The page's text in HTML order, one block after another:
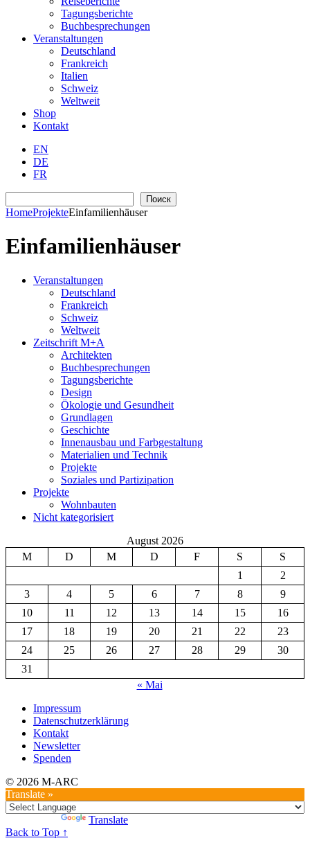
Tagungsberichte
Buchbesprechungen
Veranstaltungen
Deutschland
Frankreich
Italien
Schweiz
Weltweit
Shop
Kontakt
EN
DE
FR
Поиск
HomeProjekteEinfamilienhäuser
Einfamilienhäuser
Veranstaltungen
Deutschland
Frankreich
Schweiz
Weltweit
Zeitschrift M+A
Architekten
Buchbesprechungen
Tagungsberichte
Design
Ökologie und Gesundheit
Grundlagen
Geschichte
Innenausbau und Farbgestaltung
Materialien und Technik
Projekte
Soziales und Partizipation
Projekte
Wohnbauten
Nicht kategorisiert
August 2026
M
D M D F S
S
1
2
3
4 5 6 7 8
9
10
11 12 13 14 15
16
17
18 19 20 21 22
23
24
25 26 27 28 29
30
31
« Mai
Impressum
Datenschutzerklärung
Kontakt
Newsletter
Spenden
© 2026 M-ARC
Translate »
Translate
Back to Top ↑